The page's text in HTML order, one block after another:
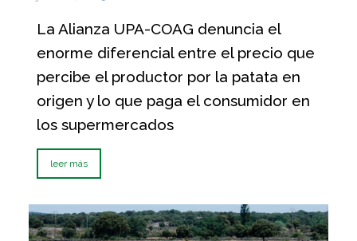
La Alianza UPA-COAG denuncia el
enorme diferencial entre el precio que
percibe el productor por la patata en
origen y lo que paga el consumidor en
los supermercados
leer más